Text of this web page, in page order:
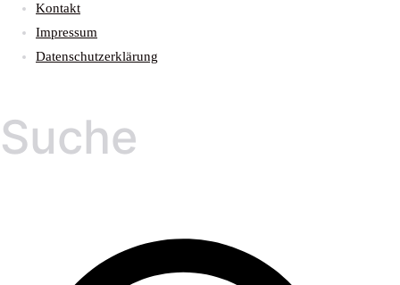
Kontakt
Impressum
Datenschutzerklärung
Suche